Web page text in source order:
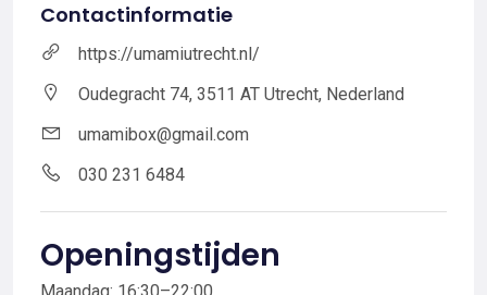
Contactinformatie
https://umamiutrecht.nl/
Oudegracht 74, 3511 AT Utrecht, Nederland
umamibox@gmail.com
030 231 6484
Openingstijden